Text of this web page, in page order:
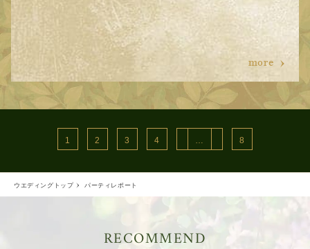
more
1 2 3 4 … 8
ウエディングトップ パーティレポート
RECOMMEND